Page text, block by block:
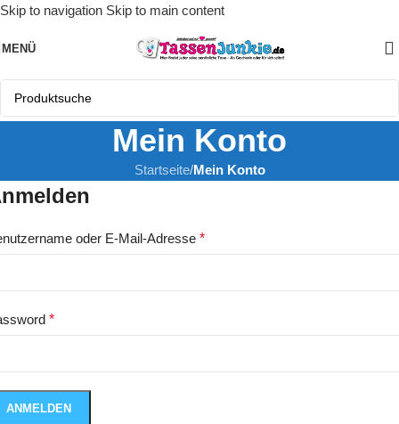
Skip to navigation Skip to main content
MENÜ
Mein Konto
Startseite/Mein Konto
oder E-Mail-Adresse *
*
ANMELDEN